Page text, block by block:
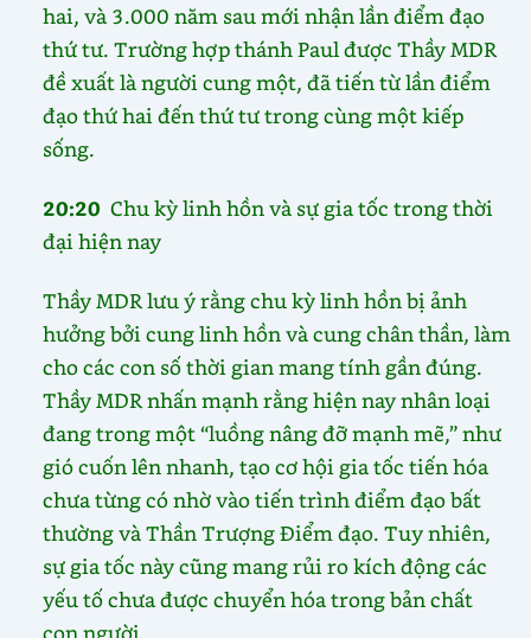
hai, và 3.000 năm sau mới nhận lần điểm đạo
thứ tư. Trường hợp thánh Paul được Thầy MDR
đề xuất là người cung một, đã tiến từ lần điểm
đạo thứ hai đến thứ tư trong cùng một kiếp
sống.
20:20Chu kỳ linh hồn và sự gia tốc trong thời
đại hiện nay
Thầy MDR lưu ý rằng chu kỳ linh hồn bị ảnh
hưởng bởi cung linh hồn và cung chân thần, làm
cho các con số thời gian mang tính gần đúng.
Thầy MDR nhấn mạnh rằng hiện nay nhân loại
đang trong một “luồng nâng đỡ mạnh mẽ,” như
gió cuốn lên nhanh, tạo cơ hội gia tốc tiến hóa
chưa từng có nhờ vào tiến trình điểm đạo bất
thường và Thần Trượng Điểm đạo. Tuy nhiên,
sự gia tốc này cũng mang rủi ro kích động các
yếu tố chưa được chuyển hóa trong bản chất
con người.